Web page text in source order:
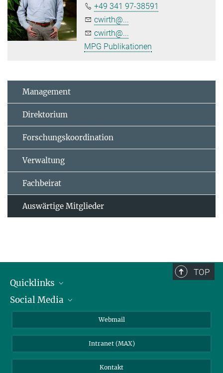
+49 341 97-38591
cwirth@...
cwirth@...
MPG Publikationen
Management
Direktorium
Forschungskoordination
Verwaltung
Fachbeirat
Auswärtige Mitglieder
TOP
Quicklinks
IMPRS Graduiertenschule
Social Media
Webmail
Intranet (MAX)
Kontakt